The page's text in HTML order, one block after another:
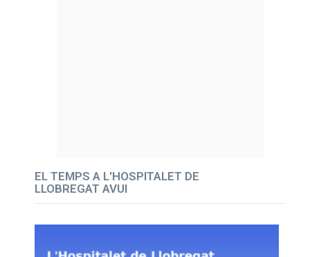
EL TEMPS A L'HOSPITALET DE
LLOBREGAT AVUI